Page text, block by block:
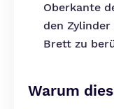
Oberkante
den
Brett zu
Warum